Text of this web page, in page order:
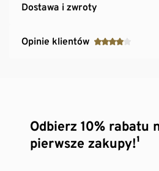
Dostawa i zwroty
Opinie klientów
Odbierz 10% rabatu
pierwsze zakupy!¹